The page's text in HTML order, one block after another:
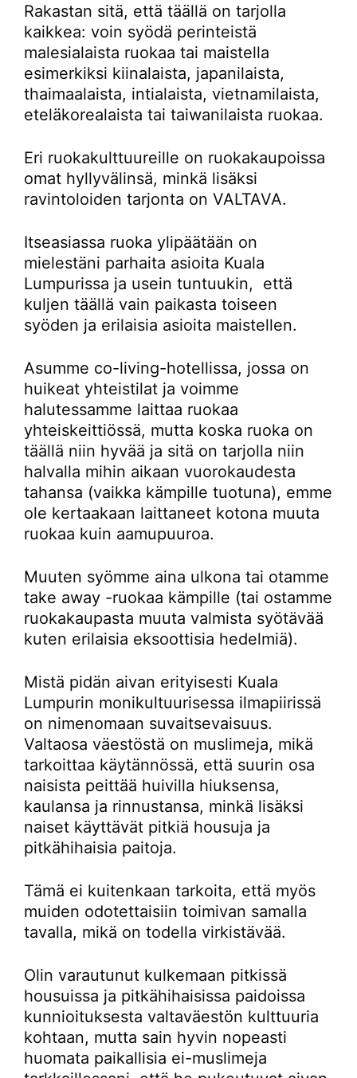
Rakastan sitä, että täällä on tarjolla
kaikkea: voin syödä perinteistä
malesialaista ruokaa tai maistella
esimerkiksi kiinalaista, japanilaista,
thaimaalaista, intialaista, vietnamilaista,
eteläkorealaista tai taiwanilaista ruokaa.
Eri ruokakulttuureille on ruokakaupoissa
omat hyllyvälinsä, minkä lisäksi
ravintoloiden tarjonta on VALTAVA.
Itseasiassa ruoka ylipäätään on
mielestäni parhaita asioita Kuala
Lumpurissa ja usein tuntuukin, että
kuljen täällä vain paikasta toiseen
syöden ja erilaisia asioita maistellen.
Asumme co-living-hotellissa, jossa on
huikeat yhteistilat ja voimme
halutessamme laittaa ruokaa
yhteiskeittiössä, mutta koska ruoka on
täällä niin hyvää ja sitä on tarjolla niin
halvalla mihin aikaan vuorokaudesta
tahansa (vaikka kämpille tuotuna), emme
ole kertaakaan laittaneet kotona muuta
ruokaa kuin aamupuuroa.
Muuten syömme aina ulkona tai otamme
take away -ruokaa kämpille (tai ostamme
ruokakaupasta muuta valmista syötävää
kuten erilaisia eksoottisia hedelmiä).
Mistä pidän aivan erityisesti Kuala
Lumpurin monikultuurisessa ilmapiirissä
on nimenomaan suvaitsevaisuus.
Valtaosa väestöstä on muslimeja, mikä
tarkoittaa käytännössä, että suurin osa
naisista peittää huivilla hiuksensa,
kaulansa ja rinnustansa, minkä lisäksi
naiset käyttävät pitkiä housuja ja
pitkähihaisia paitoja.
Tämä ei kuitenkaan tarkoita, että myös
muiden odotettaisiin toimivan samalla
tavalla, mikä on todella virkistävää.
Olin varautunut kulkemaan pitkissä
housuissa ja pitkähihaisissa paidoissa
kunnioituksesta valtaväestön kulttuuria
kohtaan, mutta sain hyvin nopeasti
huomata paikallisia ei-muslimeja